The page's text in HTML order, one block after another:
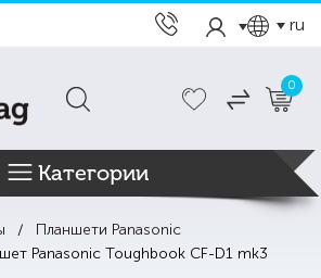
ru
0
Категории
Планшети Panasonic
Panasonic Toughbook CF-D1 mk3